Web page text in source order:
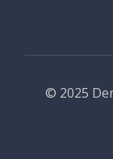
© 2025